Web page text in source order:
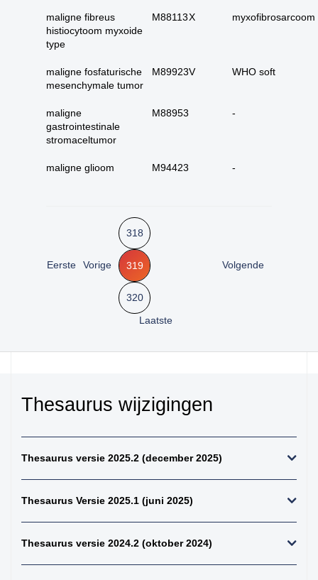
Hoe kunnen we je
helpen?
28. tractus genitalis
urotheelcel-
30. alle papillair
urotheelcelcarcinoom
37. alle (primaire)
maligne weke delen
en kraakbeen
tumoren)
osteosarcomen
40. zenuwstelsel
maligne fibreus
histiocytoom myxoide
type
M88113X myxofibrosarcoom
maligne fosfaturische
mesenchymale tumor
M89923V WHO soft
maligne
gastrointestinale
stromaceltumor
M88953 -
maligne glioom M94423 -
Eerste Vorige
318
319
320
Volgende
Laatste
Thesaurus wijzigingen
Thesaurus versie 2025.2 (december 2025)
Thesaurus Versie 2025.1 (juni 2025)
Thesaurus versie 2024.2 (oktober 2024)